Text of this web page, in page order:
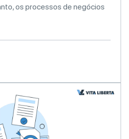
os processos de negócios